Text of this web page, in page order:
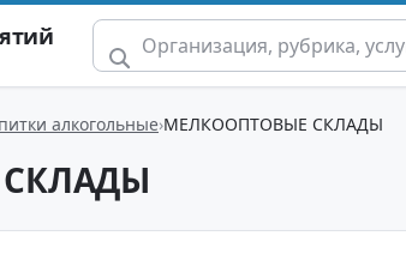
алкогольные МЕЛКООПТОВЫЕ СКЛАДЫ